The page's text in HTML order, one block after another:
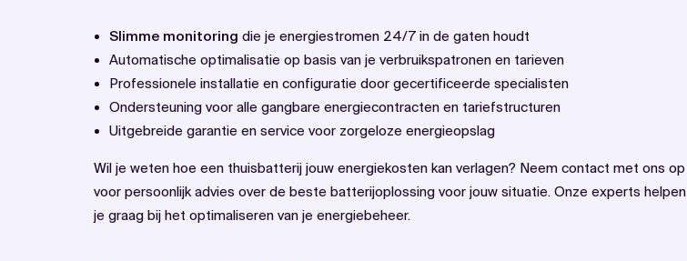
Slimme monitoring die je energiestromen 24/7 in de gaten houdt
Automatische optimalisatie op basis van je verbruikspatronen en tarieven
Professionele installatie en configuratie door gecertificeerde specialisten
Ondersteuning voor alle gangbare energiecontracten en tariefstructuren
Uitgebreide garantie en service voor zorgeloze energieopslag
Wil je weten hoe een thuisbatterij jouw energiekosten kan verlagen? Neem contact met ons op
voor persoonlijk advies over de beste batterijoplossing voor jouw situatie. Onze experts helpen
je graag bij het optimaliseren van je energiebeheer.